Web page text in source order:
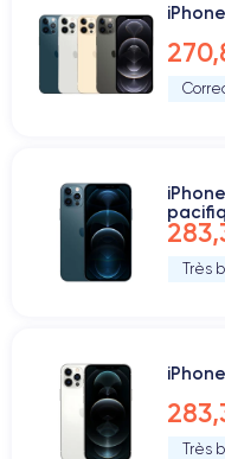
Très
Très